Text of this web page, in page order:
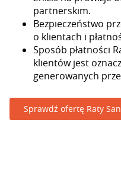
partnerskim.
Bezpieczeństwo
o klientach i
Sposób płatności
klientów jest
generowanych
Sprawdź ofertę Raty